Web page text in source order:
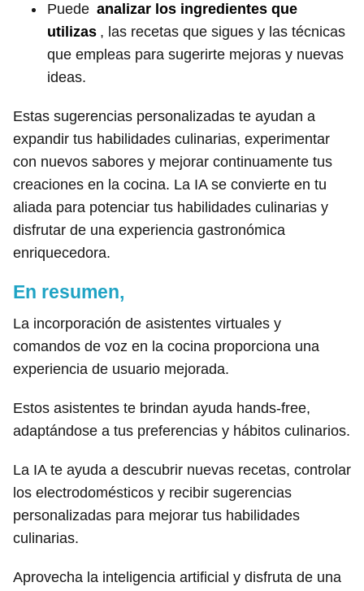
Puede analizar los ingredientes que
utilizas , las recetas que sigues y las técnicas
que empleas para sugerirte mejoras y nuevas
ideas.
Estas sugerencias personalizadas te ayudan a
expandir tus habilidades culinarias, experimentar
con nuevos sabores y mejorar continuamente tus
creaciones en la cocina. La IA se convierte en tu
aliada para potenciar tus habilidades culinarias y
disfrutar de una experiencia gastronómica
enriquecedora.
En resumen,
La incorporación de asistentes virtuales y
comandos de voz en la cocina proporciona una
experiencia de usuario mejorada.
Estos asistentes te brindan ayuda hands-free,
adaptándose a tus preferencias y hábitos culinarios.
La IA te ayuda a descubrir nuevas recetas, controlar
los electrodomésticos y recibir sugerencias
personalizadas para mejorar tus habilidades
culinarias.
Aprovecha la inteligencia artificial y disfruta de una